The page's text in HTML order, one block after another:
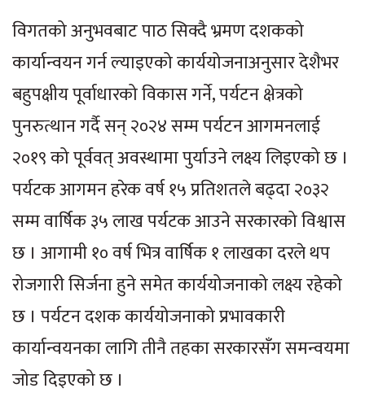
विगतको अनुभवबाट पाठ सिक्दै भ्रमण दशकको
कार्यान्वयन गर्न ल्याइएको कार्ययोजनाअनुसार देशैभर
बहुपक्षीय पूर्वाधारको विकास गर्ने, पर्यटन क्षेत्रको
पुनरुत्थान गर्दै सन् २०२४ सम्म पर्यटन आगमनलाई
२०१९ को पूर्ववत् अवस्थामा पुर्याउने लक्ष्य लिइएको छ ।
पर्यटक आगमन हरेक वर्ष १५ प्रतिशतले बढ्दा २०३२
सम्म वार्षिक ३५ लाख पर्यटक आउने सरकारको विश्वास
छ । आगामी १० वर्ष भित्र वार्षिक १ लाखका दरले थप
रोजगारी सिर्जना हुने समेत कार्ययोजनाको लक्ष्य रहेको
छ । पर्यटन दशक कार्ययोजनाको प्रभावकारी
कार्यान्वयनका लागि तीनै तहका सरकारसँग समन्वयमा
जोड दिइएको छ ।